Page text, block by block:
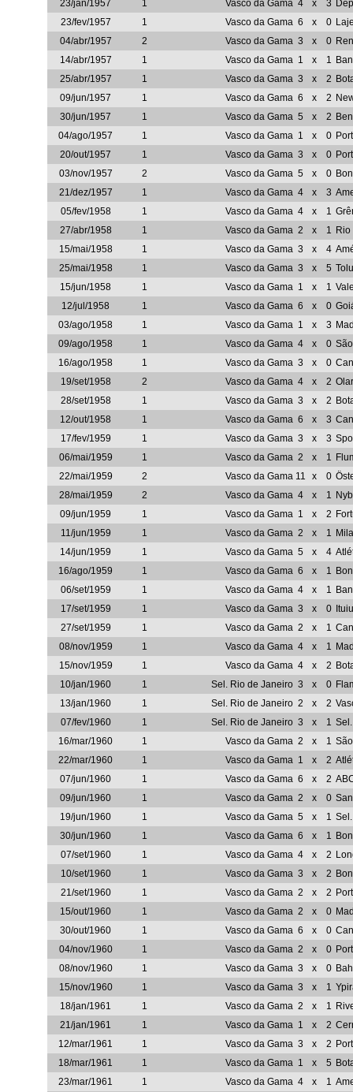
23/jan/1957 1 Vasco da Gama 4 x 3
23/fev/1957
1 Vasco da Gama 6 x 0
04/abr/1957
2 Vasco da Gama 3 x 0
14/abr/1957
1 Vasco da Gama 1 x 1
25/abr/1957
1 Vasco da Gama 3 x 2
09/jun/1957
1 Vasco da Gama 6 x 2
30/jun/1957
1 Vasco da Gama 5 x 2
04/ago/1957
1 Vasco da Gama 1 x 0
20/out/1957
1 Vasco da Gama 3 x 0
03/nov/1957
2 Vasco da Gama 5 x 0
21/dez/1957
1 Vasco da Gama 4 x 3
05/fev/1958
1 Vasco da Gama 4 x 1
27/abr/1958
1 Vasco da Gama 2 x 1
15/mai/1958
1 Vasco da Gama 3 x 4
25/mai/1958
1 Vasco da Gama 3 x 5
15/jun/1958
1 Vasco da Gama 1 x 1
12/jul/1958
1 Vasco da Gama 6 x 0
03/ago/1958
1 Vasco da Gama 1 x 3
09/ago/1958
1 Vasco da Gama 4 x 0
16/ago/1958
1 Vasco da Gama 3 x 0
19/set/1958
2 Vasco da Gama 4 x 2
28/set/1958
1 Vasco da Gama 3 x 2
12/out/1958
1 Vasco da Gama 6 x 3
17/fev/1959
1 Vasco da Gama 3 x 3
06/mai/1959
1 Vasco da Gama 2 x 1
22/mai/1959
2 Vasco da Gama 11 x 0
28/mai/1959
2 Vasco da Gama 4 x 1
09/jun/1959
1 Vasco da Gama 1 x 2
11/jun/1959
1 Vasco da Gama 2 x 1
14/jun/1959
1 Vasco da Gama 5 x 4
16/ago/1959
1 Vasco da Gama 6 x 1
06/set/1959
1 Vasco da Gama 4 x 1
17/set/1959
1 Vasco da Gama 3 x 0
27/set/1959
1 Vasco da Gama 2 x 1
08/nov/1959
1 Vasco da Gama 4 x 1
15/nov/1959
1 Vasco da Gama 4 x 2
10/jan/1960
1 Sel. Rio de Janeiro 3 x 0
13/jan/1960
1 Sel. Rio de Janeiro 2 x 2
07/fev/1960
1 Sel. Rio de Janeiro 3 x 1
16/mar/1960
1 Vasco da Gama 2 x 1
22/mar/1960
1 Vasco da Gama 1 x 2
07/jun/1960
1 Vasco da Gama 6 x 2
09/jun/1960
1 Vasco da Gama 2 x 0
19/jun/1960
1 Vasco da Gama 5 x 1
30/jun/1960
1 Vasco da Gama 6 x 1
07/set/1960
1 Vasco da Gama 4 x 2
10/set/1960
1 Vasco da Gama 3 x 2
21/set/1960
1 Vasco da Gama 2 x 2
15/out/1960
1 Vasco da Gama 2 x 0
30/out/1960
1 Vasco da Gama 6 x 0
04/nov/1960
1 Vasco da Gama 2 x 0
08/nov/1960
1 Vasco da Gama 3 x 0
15/nov/1960
1 Vasco da Gama 3 x 1
18/jan/1961
1 Vasco da Gama 2 x 1
21/jan/1961
1 Vasco da Gama 1 x 2
12/mar/1961
1 Vasco da Gama 3 x 2
18/mar/1961
1 Vasco da Gama 1 x 5
23/mar/1961
1 Vasco da Gama 4 x 1